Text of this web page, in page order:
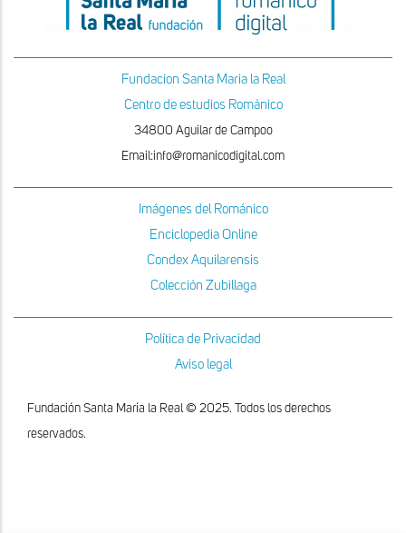
Fundacion Santa Maria la Real
Centro de estudios Románico
34800 Aguilar de Campoo
Email:info@romanicodigital.com
Imágenes del Románico
Enciclopedia Online
Condex Aquilarensis
Colección Zubillaga
Política de Privacidad
Aviso legal
Fundación Santa María la Real © 2025. Todos los derechos
reservados.